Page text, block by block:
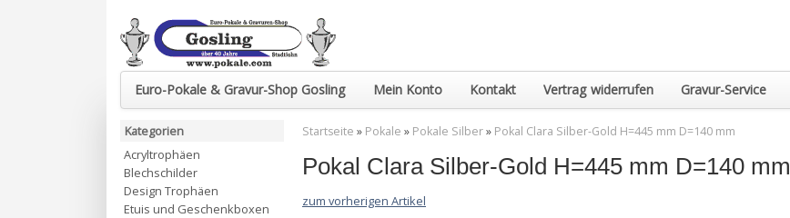
Euro-Pokale & Gravur-Shop Gosling Mein Konto Kontakt Vertrag widerrufen Gravur-Service
Startseite » Pokale » Pokale Silber» Pokal Clara Silber-Gold H=445 mm D=140 mm
Pokal Clara Silber-Gold H=445 mm D=140 mm
zum vorherigen Artikel
Kategorien
Acryltrophäen
Blechschilder
Design Trophäen
Etuis und Geschenkboxen